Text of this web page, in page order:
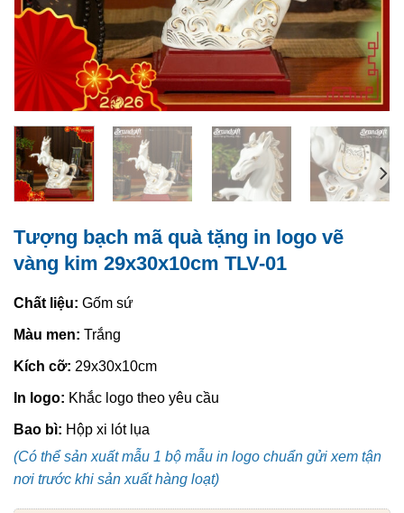
Tượng bạch mã quà tặng in logo vẽ
vàng kim 29x30x10cm TLV-01
Chất liệu: Gốm sứ
Màu men: Trắng
Kích cỡ: 29x30x10cm
In logo: Khắc logo theo yêu cầu
Bao bì: Hộp xi lót lụa
(Có thể sản xuất mẫu 1 bộ mẫu in logo chuẩn gửi xem tận
nơi trước khi sản xuất hàng loạt)